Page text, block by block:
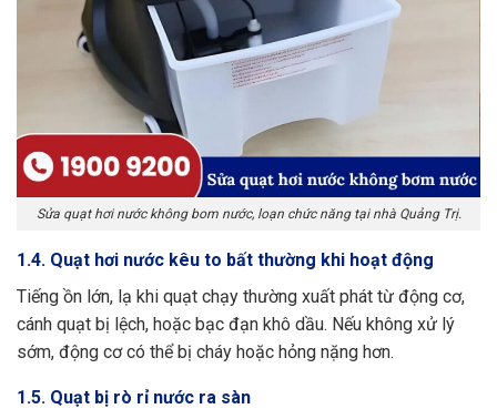
Sửa quạt hơi nước không bom nước, loạn chức năng tại nhà Quảng Trị.
1.4. Quạt hơi nước kêu to bất thường khi hoạt động
Tiếng ồn lớn, lạ khi quạt chạy thường xuất phát từ động cơ,
cánh quạt bị lệch, hoặc bạc đạn khô dầu. Nếu không xử lý
sớm, động cơ có thể bị cháy hoặc hỏng nặng hơn.
1.5. Quạt bị rò rỉ nước ra sàn